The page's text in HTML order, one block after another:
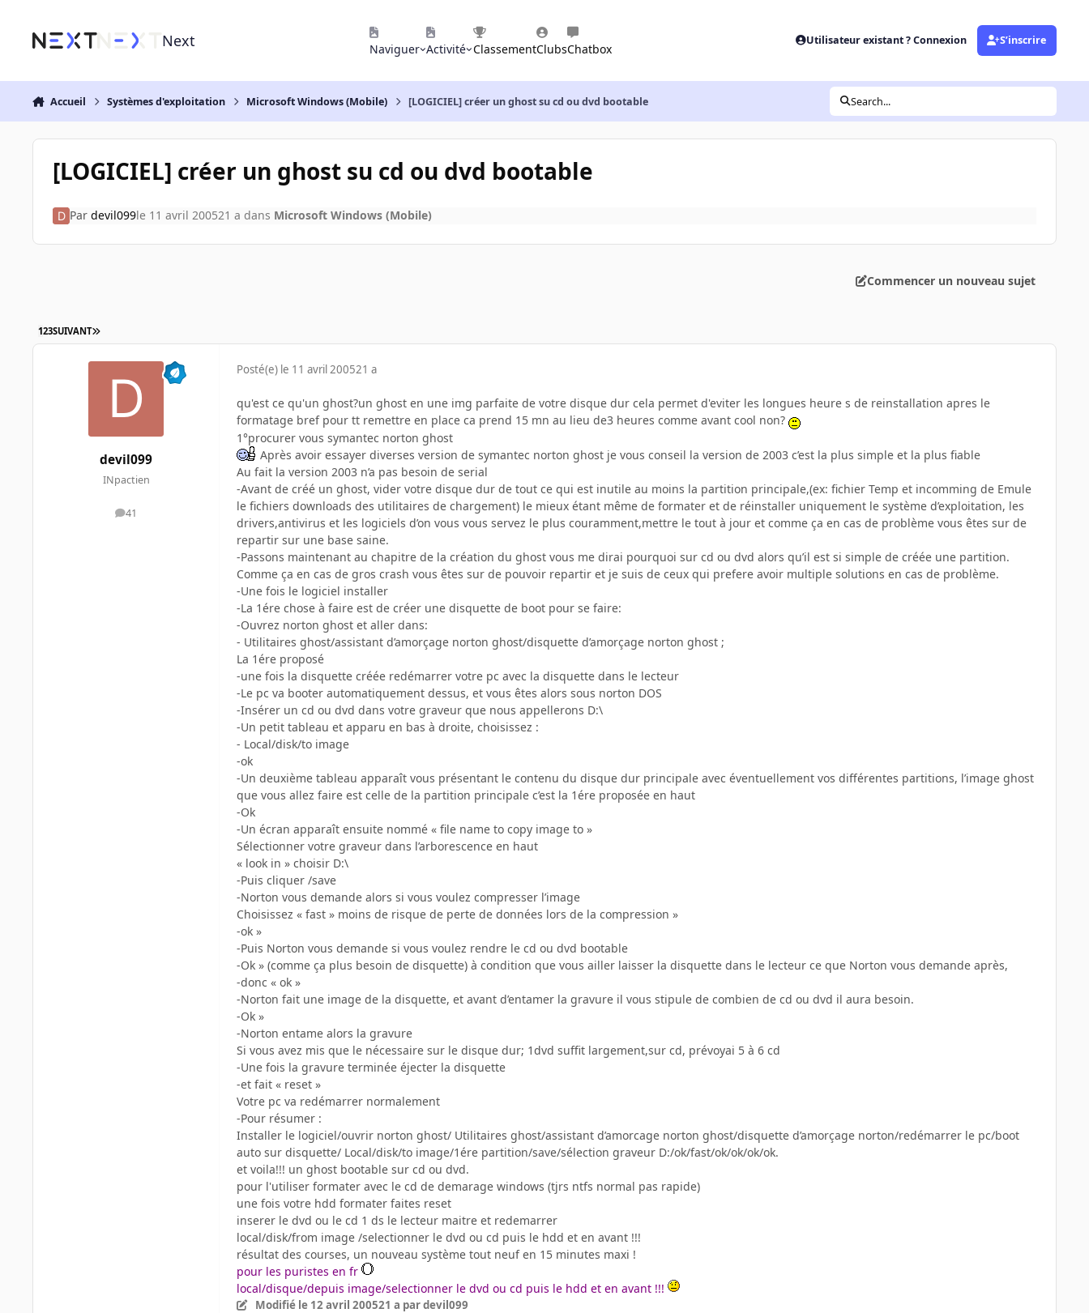
Next Naviguer Activité ClassementClubsChatbox
Utilisateur existant ? Connexion S’inscrire
Accueil Systèmes d'exploitation Microsoft Windows (Mobile) [LOGICIEL] créer un ghost su cd ou dvd bootable Search...
[LOGICIEL] créer un ghost su cd ou dvd bootable
Par devil099le 11 avril 200521 a dans Microsoft Windows (Mobile)
Commencer un nouveau sujet
123SUIVANT
devil099
INpactien
41
messages
Posté(e) le 11 avril 200521 a
qu'est ce qu'un ghost?un ghost en une img parfaite de votre disque dur cela permet d'eviter les longues heure s de reinstallation apres le
formatage bref pour tt remettre en place ca prend 15 mn au lieu de3 heures comme avant cool non?
1°procurer vous symantec norton ghost
Après avoir essayer diverses version de symantec norton ghost je vous conseil la version de 2003 c’est la plus simple et la plus fiable
Au fait la version 2003 n’a pas besoin de serial
-Avant de créé un ghost, vider votre disque dur de tout ce qui est inutile au moins la partition principale,(ex: fichier Temp et incomming de Emule
le fichiers downloads des utilitaires de chargement) le mieux étant même de formater et de réinstaller uniquement le système d’exploitation, les
drivers,antivirus et les logiciels d’on vous vous servez le plus couramment,mettre le tout à jour et comme ça en cas de problème vous êtes sur de
repartir sur une base saine.
-Passons maintenant au chapitre de la création du ghost vous me dirai pourquoi sur cd ou dvd alors qu’il est si simple de créée une partition.
Comme ça en cas de gros crash vous êtes sur de pouvoir repartir et je suis de ceux qui prefere avoir multiple solutions en cas de problème.
-Une fois le logiciel installer
-La 1ére chose à faire est de créer une disquette de boot pour se faire:
-Ouvrez norton ghost et aller dans:
- Utilitaires ghost/assistant d’amorçage norton ghost/disquette d’amorçage norton ghost ;
La 1ére proposé
-une fois la disquette créée redémarrer votre pc avec la disquette dans le lecteur
-Le pc va booter automatiquement dessus, et vous êtes alors sous norton DOS
-Insérer un cd ou dvd dans votre graveur que nous appellerons D:\
-Un petit tableau et apparu en bas à droite, choisissez :
- Local/disk/to image
-ok
-Un deuxième tableau apparaît vous présentant le contenu du disque dur principale avec éventuellement vos différentes partitions, l’image ghost
que vous allez faire est celle de la partition principale c’est la 1ére proposée en haut
-Ok
-Un écran apparaît ensuite nommé « file name to copy image to »
Sélectionner votre graveur dans l’arborescence en haut
« look in » choisir D:\
-Puis cliquer /save
-Norton vous demande alors si vous voulez compresser l’image
Choisissez « fast » moins de risque de perte de données lors de la compression »
-ok »
-Puis Norton vous demande si vous voulez rendre le cd ou dvd bootable
-Ok » (comme ça plus besoin de disquette) à condition que vous ailler laisser la disquette dans le lecteur ce que Norton vous demande après,
-donc « ok »
-Norton fait une image de la disquette, et avant d’entamer la gravure il vous stipule de combien de cd ou dvd il aura besoin.
-Ok »
-Norton entame alors la gravure
Si vous avez mis que le nécessaire sur le disque dur; 1dvd suffit largement,sur cd, prévoyai 5 à 6 cd
-Une fois la gravure terminée éjecter la disquette
-et fait « reset »
Votre pc va redémarrer normalement
-Pour résumer :
Installer le logiciel/ouvrir norton ghost/ Utilitaires ghost/assistant d’amorcage norton ghost/disquette d’amorçage norton/redémarrer le pc/boot
auto sur disquette/ Local/disk/to image/1ére partition/save/sélection graveur D:/ok/fast/ok/ok/ok/ok.
et voila!!! un ghost bootable sur cd ou dvd.
pour l'utiliser formater avec le cd de demarage windows (tjrs ntfs normal pas rapide)
une fois votre hdd formater faites reset
inserer le dvd ou le cd 1 ds le lecteur maitre et redemarrer
local/disk/from image /selectionner le dvd ou cd puis le hdd et en avant !!!
résultat des courses, un nouveau système tout neuf en 15 minutes maxi !
pour les puristes en fr
local/disque/depuis image/selectionner le dvd ou cd puis le hdd et en avant !!!
Modifié le 12 avril 200521 a par devil099